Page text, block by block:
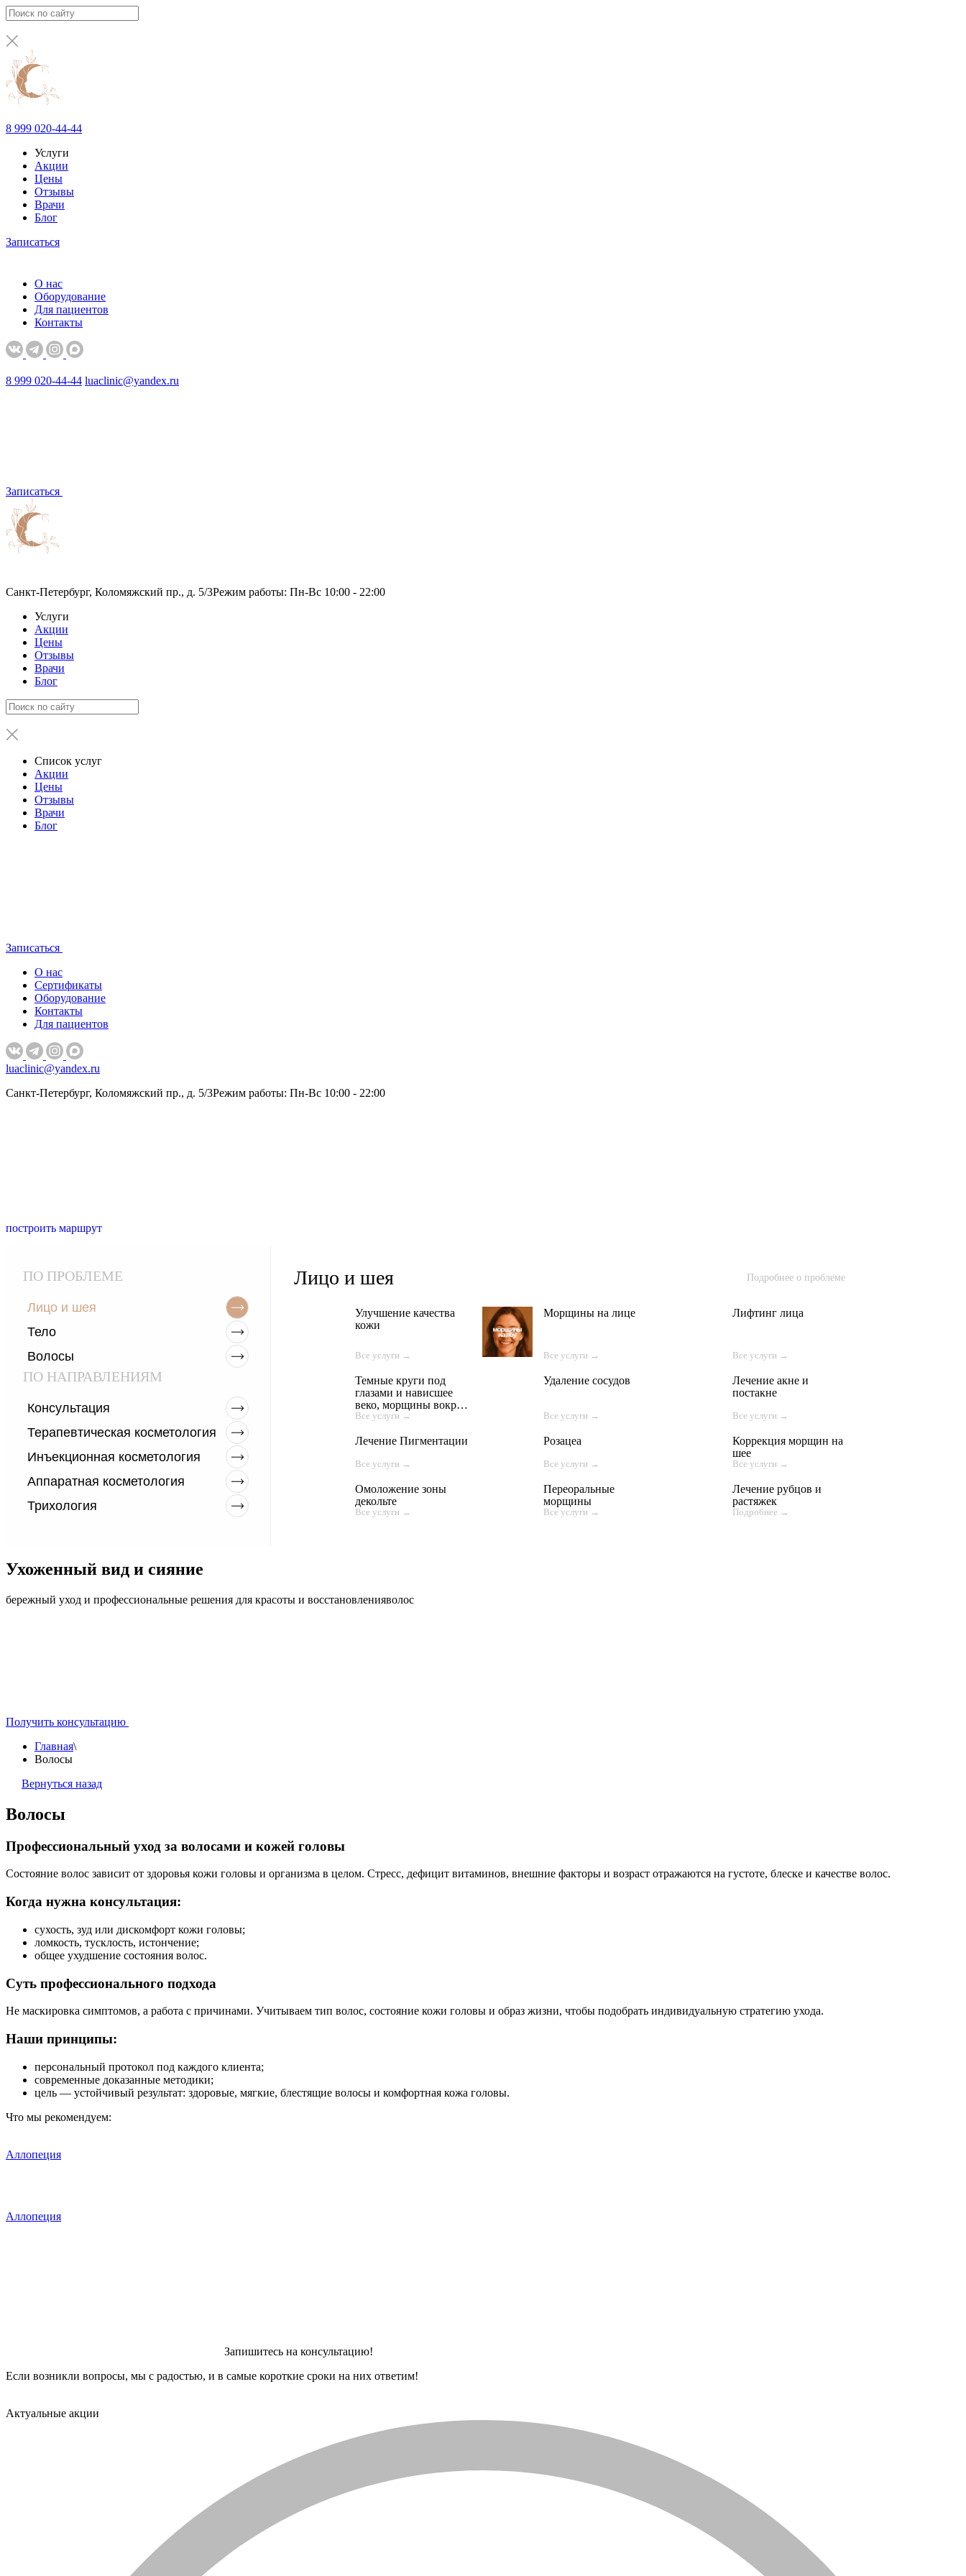
8 999 020-44-44
Услуги
Акции
Цены
Отзывы
Врачи
Блог
Записаться
О нас
Оборудование
Для пациентов
Контакты
8 999 020-44-44 luaclinic@yandex.ru
Записаться
Санкт-Петербург, Коломяжский пр., д. 5/3Режим работы: Пн-Вс 10:00 - 22:00
Услуги
Акции
Цены
Отзывы
Врачи
Блог
Список услуг
Акции
Цены
Отзывы
Врачи
Блог
Записаться
О нас
Сертификаты
Оборудование
Контакты
Для пациентов
luaclinic@yandex.ru
Санкт-Петербург, Коломяжский пр., д. 5/3Режим работы: Пн-Вс 10:00 - 22:00
построить маршрут
ПО ПРОБЛЕМЕ
Лицо и шея
Тело
Волосы
ПО НАПРАВЛЕНИЯМ
Консультация
Терапевтическая косметология
Инъекционная косметология
Аппаратная косметология
Трихология
Лицо и шея Подробнее о проблеме
Улучшение качества
кожи
Все услуги →
Морщины на лице
Все услуги →
Лифтинг лица
Все услуги →
Темные круги под
глазами и нависшее
веко, морщины вокруг
глаз
Все услуги →
Удаление сосудов
Все услуги →
Лечение акне и
постакне
Все услуги →
Лечение Пигментации
Все услуги →
Розацеа
Все услуги →
Коррекция морщин на
шее
Все услуги →
Омоложение зоны
декольте
Все услуги →
Переоральные
морщины
Все услуги →
Лечение рубцов и
растяжек
Подробнее →
Ухоженный вид и сияние
бережный уход и профессиональные решения для красоты и восстановленияволос
Получить консультацию
Главная\
Волосы
Вернуться назад
Волосы
Профессиональный уход за волосами и кожей головы
Состояние волос зависит от здоровья кожи головы и организма в целом. Стресс, дефицит витаминов, внешние факторы и возраст отражаются на густоте, блеске и качестве волос.
Когда нужна консультация:
сухость, зуд или дискомфорт кожи головы;
ломкость, тусклость, истончение;
общее ухудшение состояния волос.
Суть профессионального подхода
Не маскировка симптомов, а работа с причинами. Учитываем тип волос, состояние кожи головы и образ жизни, чтобы подобрать индивидуальную стратегию ухода.
Наши принципы:
персональный протокол под каждого клиента;
современные доказанные методики;
цель — устойчивый результат: здоровые, мягкие, блестящие волосы и комфортная кожа головы.
Что мы рекомендуем:
Аллопеция
Аллопеция
Запишитесь на консультацию!
Если возникли вопросы, мы с радостью, и в самые короткие сроки на них ответим!
Актуальные акции